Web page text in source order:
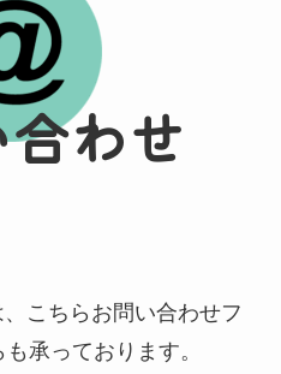
わせ
こちらお問い合わせフ
も承っております。